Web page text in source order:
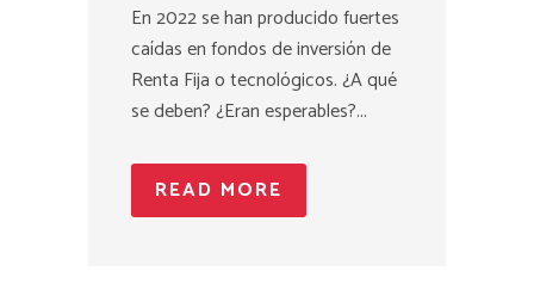
En 2022 se han producido fuertes
caídas en fondos de inversión de
Renta Fija o tecnológicos. ¿A qué
se deben? ¿Eran esperables?...
READ MORE